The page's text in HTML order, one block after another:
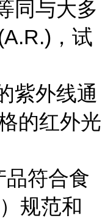
同与大多
，试
紫外线通
的红外光
品符合食
规范和